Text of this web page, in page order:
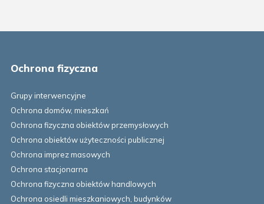
Ochrona fizyczna
Grupy interwencyjne
Ochrona domów, mieszkań
Ochrona fizyczna obiektów przemysłowych
Ochrona obiektów użyteczności publicznej
Ochrona imprez masowych
Ochrona stacjonarna
Ochrona fizyczna obiektów handlowych
Ochrona osiedli mieszkaniowych, budynków